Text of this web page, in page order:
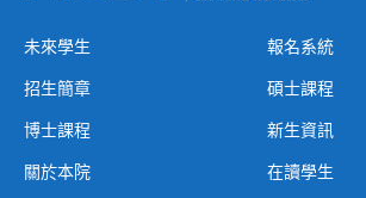
未來學生 報名系統
招生簡章 碩士課程
博士課程 新生資訊
關於本院 在讀學生